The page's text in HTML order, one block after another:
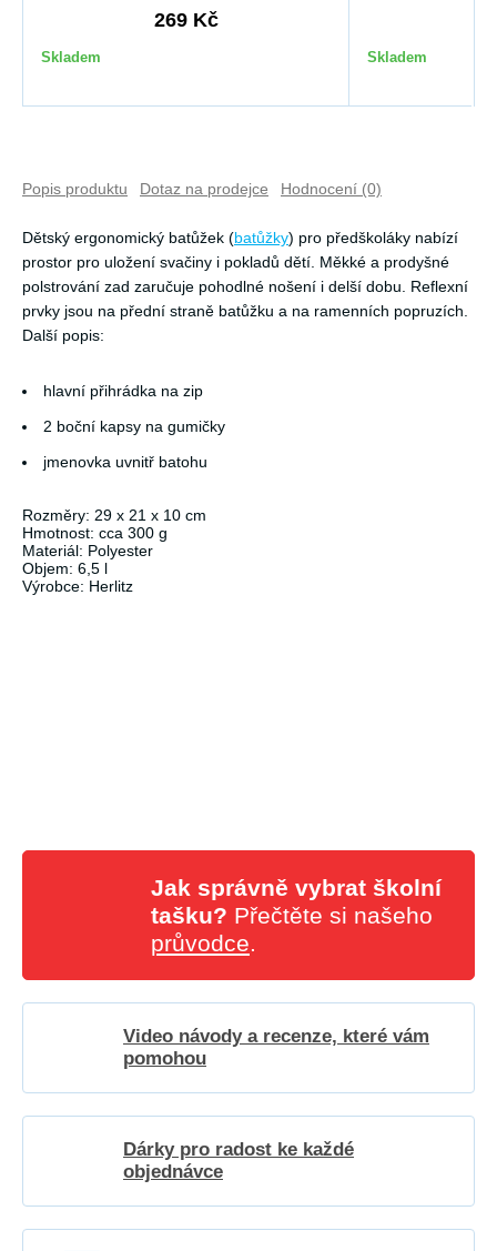
269 Kč
Skladem Skladem
Popis produktu Dotaz na prodejce Hodnocení (0)
Dětský ergonomický batůžek (batůžky) pro předškoláky nabízí
prostor pro uložení svačiny i pokladů dětí. Měkké a prodyšné
polstrování zad zaručuje pohodlné nošení i delší dobu. Reflexní
prvky jsou na přední straně batůžku a na ramenních popruzích.
Další popis:
hlavní přihrádka na zip
2 boční kapsy na gumičky
jmenovka uvnitř batohu
Rozměry: 29 x 21 x 10 cm
Hmotnost: cca 300 g
Materiál: Polyester
Objem: 6,5 l
Výrobce: Herlitz
Jak správně vybrat školní
tašku? Přečtěte si našeho
průvodce.
Video návody a recenze, které vám
pomohou
Dárky pro radost ke každé
objednávce